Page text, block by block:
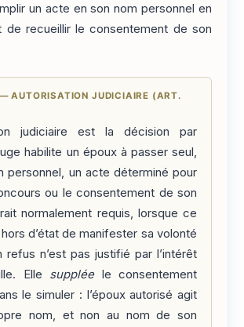
un acte en son nom personnel en
de recueillir le consentement de son
AUTORISATION JUDICIAIRE (ART.
judiciaire est la décision par
habilite un époux à passer seul,
personnel, un acte déterminé pour
ou le consentement de son
normalement requis, lorsque ce
d’état de manifester sa volonté
refus n’est pas justifié par l’intérêt
Elle suppléele consentement
le simuler : l’époux autorisé agit
nom, et non au nom de son